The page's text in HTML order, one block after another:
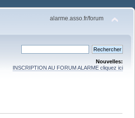
alarme.asso.fr/forum
Nouvelles:
INSCRIPTION AU FORUM ALARME cliquez ici